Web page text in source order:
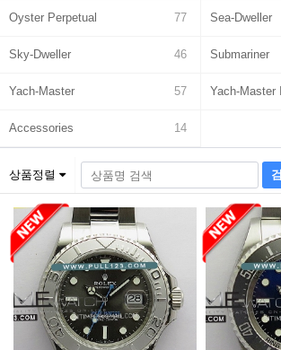
Oyster Perpetual 77 Sea-Dweller
Sky-Dweller 46 Submariner
Yach-Master 57 Yach-Master II
Accessories 14
상품정렬